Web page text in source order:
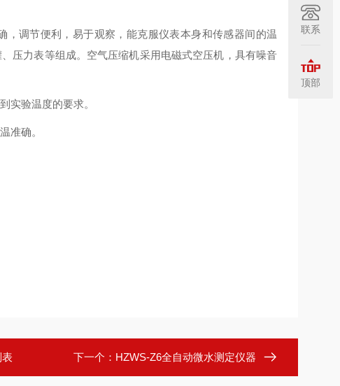
调节便利，易于观察，能克服仪表本身和传感器间的温
压力表等组成。空气压缩机采用电磁式空压机，具有噪音
实验温度的要求。
准确。
表 下一个： HZWS-Z6全自动微水测定仪器
联系
顶部